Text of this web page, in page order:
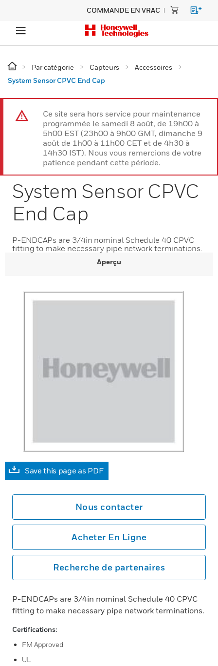
COMMANDE EN VRAC
Par catégorie Capteurs
Accessoires
System Sensor CPVC End Cap
Ce site sera hors service pour maintenance
programmée le samedi 8 août, de 19h00 à
5h00 EST (23h00 à 9h00 GMT, dimanche 9
août de 1h00 à 11h00 CET et de 4h30 à
14h30 IST). Nous vous remercions de votre
patience pendant cette période.
System Sensor CPVC
End Cap
P-ENDCAPs are 3/4in nominal Schedule 40 CPVC
fitting to make necessary pipe network terminations.
Aperçu
Save this page as PDF
Nous contacter
Acheter En Ligne
Recherche de partenaires
P-ENDCAPs are 3/4in nominal Schedule 40 CPVC
fitting to make necessary pipe network terminations.
Certifications:
FM Approved
UL